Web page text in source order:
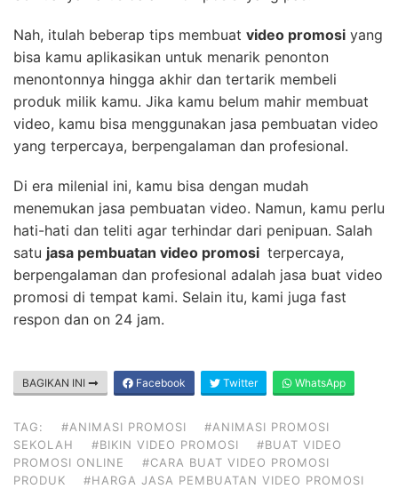
Nah, itulah beberap tips membuat video promosi yang
bisa kamu aplikasikan untuk menarik penonton
menontonnya hingga akhir dan tertarik membeli
produk milik kamu. Jika kamu belum mahir membuat
video, kamu bisa menggunakan jasa pembuatan video
yang terpercaya, berpengalaman dan profesional.
Di era milenial ini, kamu bisa dengan mudah
menemukan jasa pembuatan video. Namun, kamu perlu
hati-hati dan teliti agar terhindar dari penipuan. Salah
satu jasa pembuatan video promosi terpercaya,
berpengalaman dan profesional adalah jasa buat video
promosi di tempat kami. Selain itu, kami juga fast
respon dan on 24 jam.
BAGIKAN INI Facebook Twitter WhatsApp
TAG: #ANIMASI PROMOSI
#ANIMASI PROMOSI
SEKOLAH
#BIKIN VIDEO PROMOSI
#BUAT VIDEO
PROMOSI ONLINE
#CARA BUAT VIDEO PROMOSI
PRODUK
#HARGA JASA PEMBUATAN VIDEO PROMOSI